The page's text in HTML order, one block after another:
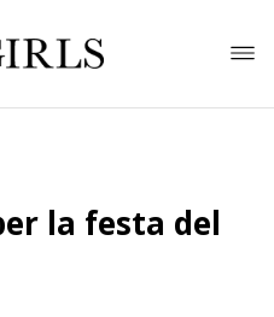
la festa del